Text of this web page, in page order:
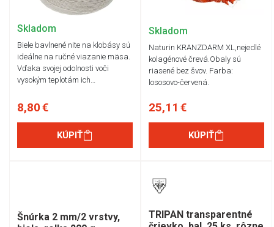
Skladom
Biele bavlnené nite na klobásy sú
ideálne na ručné viazanie mäsa.
Vďaka svojej odolnosti voči
vysokým teplotám ich…
8,80 €
KÚPIŤ
Skladom
Naturin KRANZDARM XL,nejedlé
kolagénové črevá.Obaly sú
riasené bez švov. Farba:
lososovo-červená.
25,11 €
KÚPIŤ
Šnúrka 2 mm/2 vrstvy,
TRIPAN transparentné